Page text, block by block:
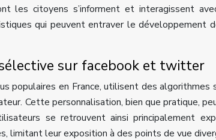
les citoyens s’informent et interagissent
qui peuvent entraver le développement
sur facebook et twitter
populaires en France, utilisent des algorithmes
Cette personnalisation, bien que pratique,
se retrouvent ainsi principalement
limitant leur exposition à des points de vue